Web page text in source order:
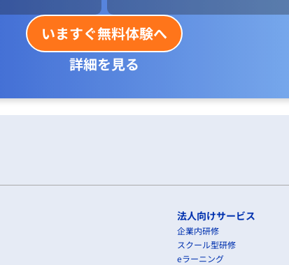
いますぐ無料体験へ
詳細を見る
法人向けサービス
企業内研修
スクール型研修
eラーニング